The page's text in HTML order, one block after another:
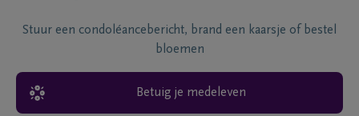
Stuur een condoléancebericht, brand een kaarsje of bestel
bloemen
Betuig je medeleven